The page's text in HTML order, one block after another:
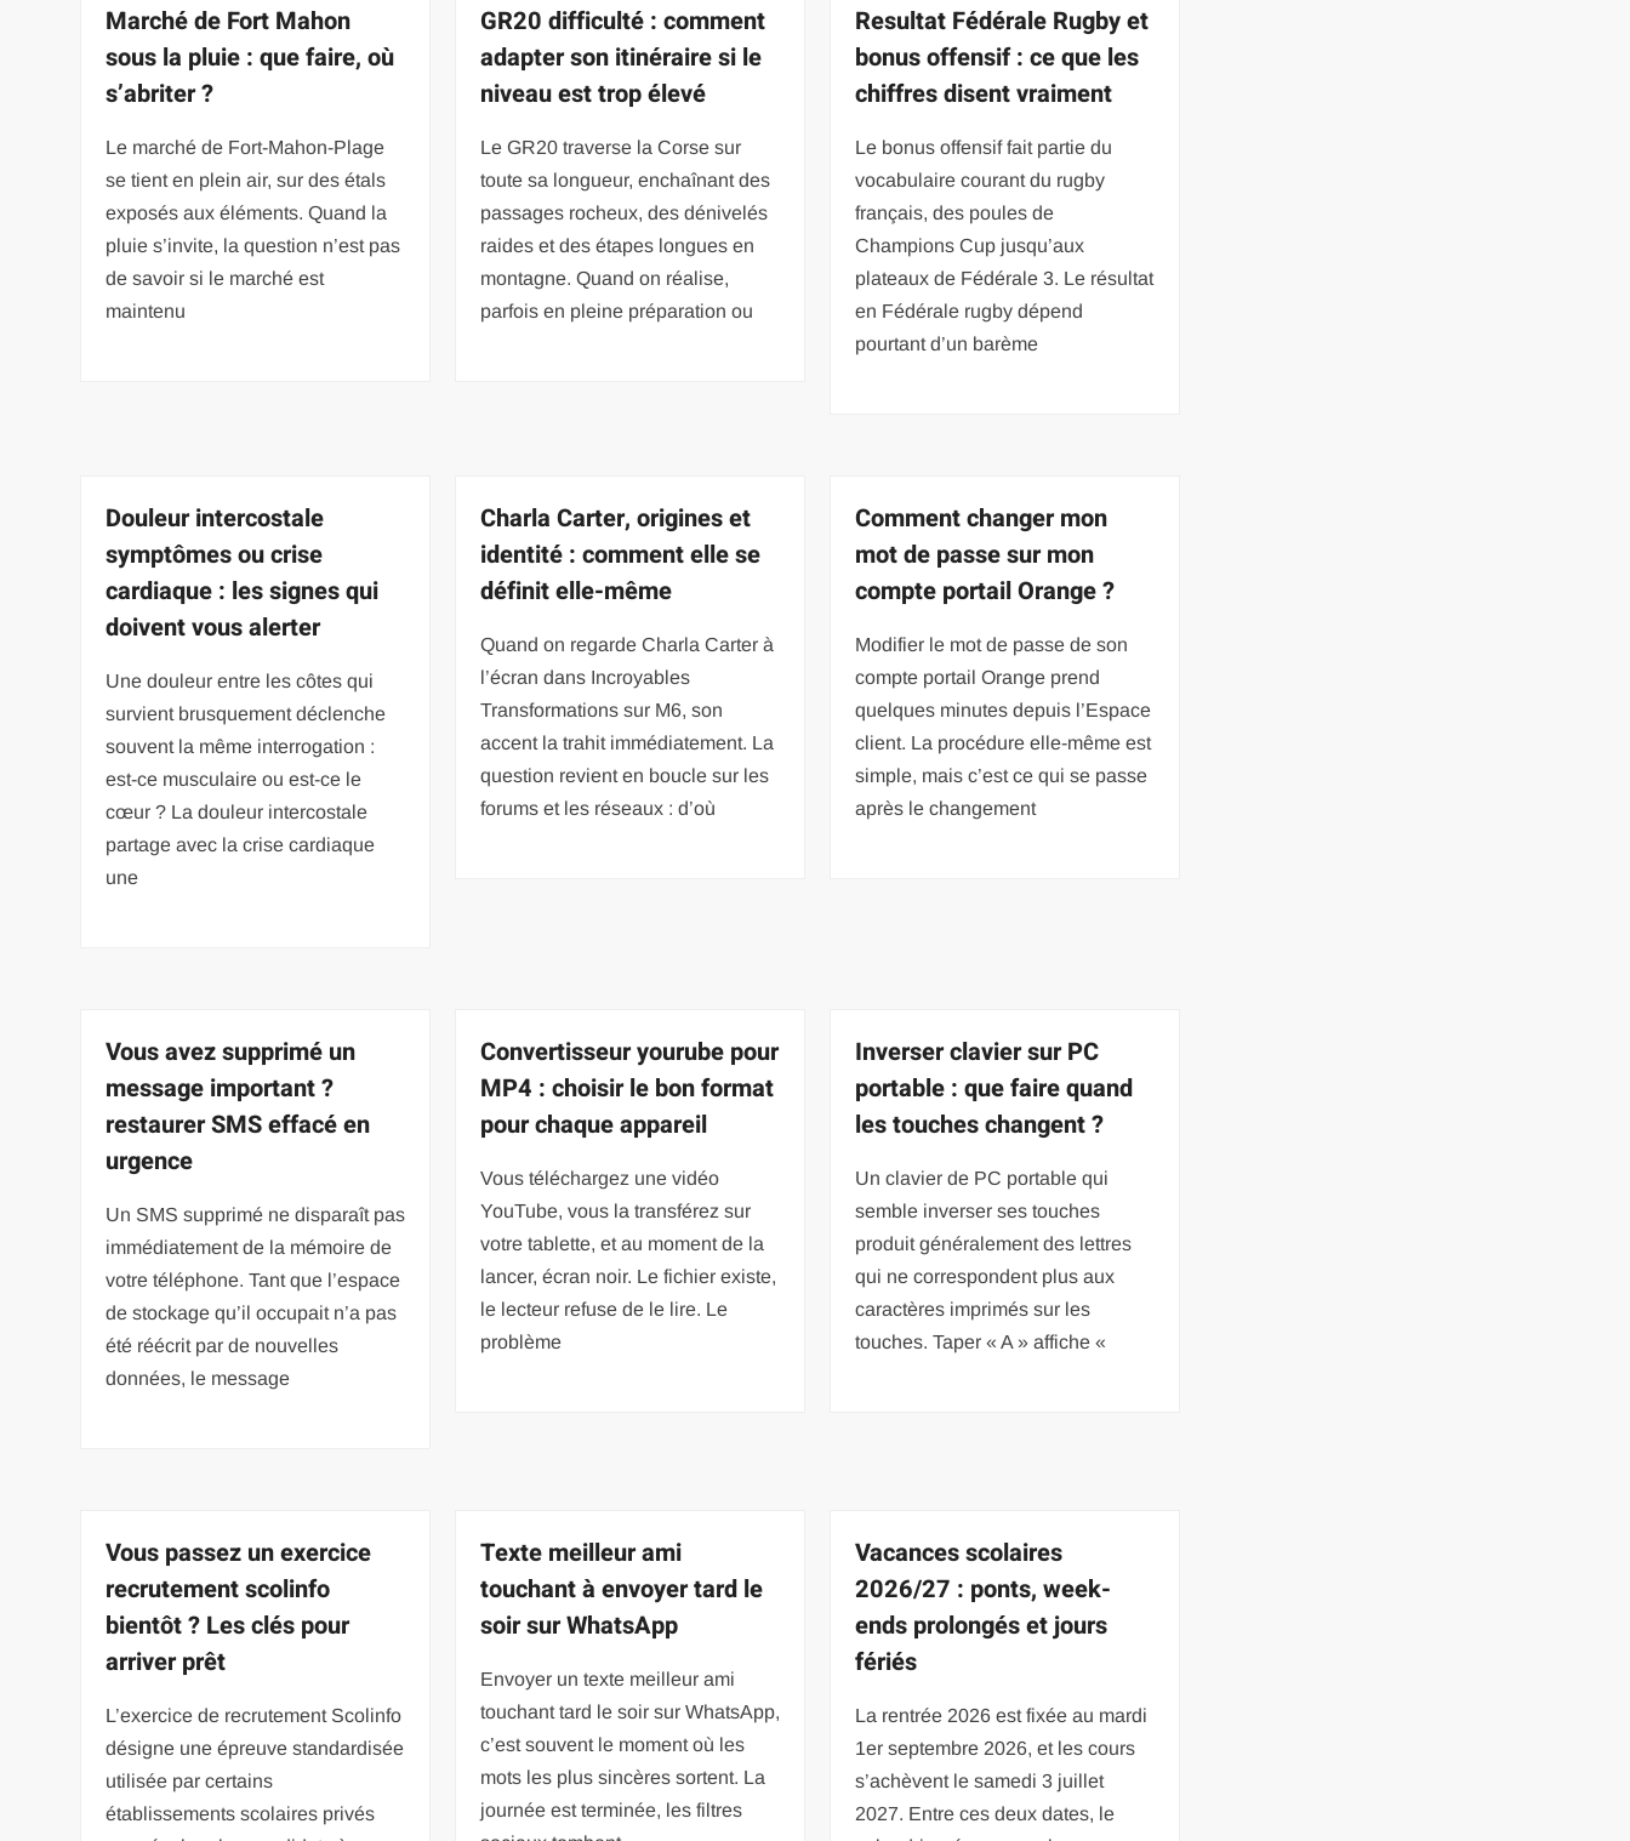
Marché de Fort Mahon
sous la pluie : que faire, où
s’abriter ?
Le marché de Fort-Mahon-Plage
se tient en plein air, sur des étals
exposés aux éléments. Quand la
pluie s’invite, la question n’est pas
de savoir si le marché est
maintenu
GR20 difficulté : comment
adapter son itinéraire si le
niveau est trop élevé
Le GR20 traverse la Corse sur
toute sa longueur, enchaînant des
passages rocheux, des dénivelés
raides et des étapes longues en
montagne. Quand on réalise,
parfois en pleine préparation ou
Resultat Fédérale Rugby et
bonus offensif : ce que les
chiffres disent vraiment
Le bonus offensif fait partie du
vocabulaire courant du rugby
français, des poules de
Champions Cup jusqu’aux
plateaux de Fédérale 3. Le résultat
en Fédérale rugby dépend
pourtant d’un barème
Douleur intercostale
symptômes ou crise
cardiaque : les signes qui
doivent vous alerter
Une douleur entre les côtes qui
survient brusquement déclenche
souvent la même interrogation :
est-ce musculaire ou est-ce le
cœur ? La douleur intercostale
partage avec la crise cardiaque
une
Charla Carter, origines et
identité : comment elle se
définit elle-même
Quand on regarde Charla Carter à
l’écran dans Incroyables
Transformations sur M6, son
accent la trahit immédiatement. La
question revient en boucle sur les
forums et les réseaux : d’où
Comment changer mon
mot de passe sur mon
compte portail Orange ?
Modifier le mot de passe de son
compte portail Orange prend
quelques minutes depuis l’Espace
client. La procédure elle-même est
simple, mais c’est ce qui se passe
après le changement
Vous avez supprimé un
message important ?
restaurer SMS effacé en
urgence
Un SMS supprimé ne disparaît pas
immédiatement de la mémoire de
votre téléphone. Tant que l’espace
de stockage qu’il occupait n’a pas
été réécrit par de nouvelles
données, le message
Convertisseur yourube pour
MP4 : choisir le bon format
pour chaque appareil
Vous téléchargez une vidéo
YouTube, vous la transférez sur
votre tablette, et au moment de la
lancer, écran noir. Le fichier existe,
le lecteur refuse de le lire. Le
problème
Inverser clavier sur PC
portable : que faire quand
les touches changent ?
Un clavier de PC portable qui
semble inverser ses touches
produit généralement des lettres
qui ne correspondent plus aux
caractères imprimés sur les
touches. Taper « A » affiche «
Vous passez un exercice
recrutement scolinfo
bientôt ? Les clés pour
arriver prêt
L’exercice de recrutement Scolinfo
désigne une épreuve standardisée
utilisée par certains
établissements scolaires privés
Texte meilleur ami
touchant à envoyer tard le
soir sur WhatsApp
Envoyer un texte meilleur ami
touchant tard le soir sur WhatsApp,
c’est souvent le moment où les
mots les plus sincères sortent. La
journée est terminée, les filtres
Vacances scolaires
2026/27 : ponts, week-
ends prolongés et jours
fériés
La rentrée 2026 est fixée au mardi
1er septembre 2026, et les cours
s’achèvent le samedi 3 juillet
2027. Entre ces deux dates, le